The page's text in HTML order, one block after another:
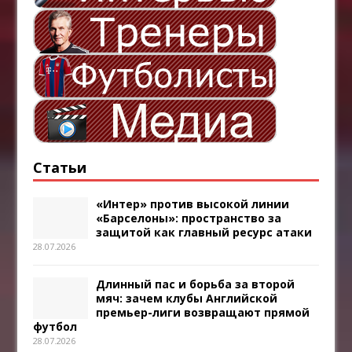
Статьи
«Интер» против высокой линии
«Барселоны»: пространство за
защитой как главный ресурс атаки
28.07.2026
Длинный пас и борьба за второй
мяч: зачем клубы Английской
премьер-лиги возвращают прямой
футбол
28.07.2026